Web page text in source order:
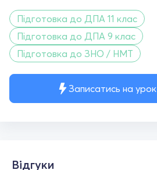
Записатись на урок
Підготовка до ДПА 11 клас
Підготовка до ДПА 9 клас
Підготовка до ЗНО / НМТ
Відгуки